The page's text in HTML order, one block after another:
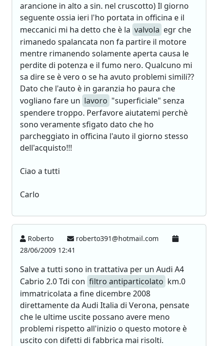
arancione in alto a sin. nel cruscotto) Il giorno
seguente ossia ieri l'ho portata in officina e il
meccanici mi ha detto che è la valvola egr che
rimanedo spalancata non fa partire il motore
mentre rimanendo solamente aperta causa le
perdite di potenza e il fumo nero. Qualcuno mi
sa dire se è vero o se ha avuto problemi simili??
Dato che l'auto è in garanzia ho paura che
vogliano fare un lavoro "superficiale" senza
spendere troppo. Perfavore aiutatemi perchè
sono veramente sfigato dato che ho
parcheggiato in officina l'auto il giorno stesso
dell'acquisto!!!
Ciao a tutti
Carlo
Roberto
roberto391@hotmail.com
28/06/2009 12:41
Salve a tutti sono in trattativa per un Audi A4
Cabrio 2.0 Tdi con filtro antiparticolato km.0
immatricolata a fine dicembre 2008
direttamente da Audi Italia di Verona, pensate
che le ultime uscite possano avere meno
problemi rispetto all'inizio o questo motore è
uscito con difetti di fabbrica mai risolti.